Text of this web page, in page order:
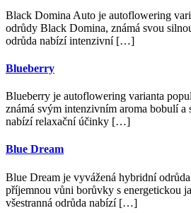
Black Domina Auto je autoflowering
odrůdy Black Domina, známá svou
odrůda nabízí intenzivní […]
Blueberry
Blueberry je autoflowering varianta
známá svým intenzivním aroma bobulí a
nabízí relaxační účinky […]
Blue Dream
Blue Dream je vyvážená hybridní
příjemnou vůni borůvky s energetickou
všestranná odrůda nabízí […]